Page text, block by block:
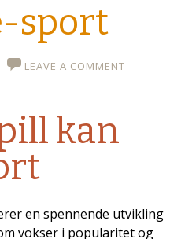
sport
LEAVE A COMMENT
kan
en spennende utvikling
vokser i popularitet og